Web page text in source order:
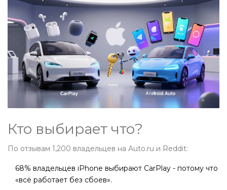
Кто выбирает что?
По отзывам 1,200 владельцев на Auto.ru и Reddit:
68% владельцев iPhone выбирают CarPlay - потому что
«всё работает без сбоев».